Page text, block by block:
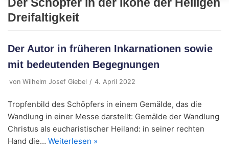
Der Schöpfer in der Ikone der Heiligen
Dreifaltigkeit
Der Autor in früheren Inkarnationen sowie
mit bedeutenden Begegnungen
von Wilhelm Josef Giebel 4. April 2022
Tropfenbild des Schöpfers in einem Gemälde, das die
Wandlung in einer Messe darstellt: Gemälde der Wandlung
Christus als eucharistischer Heiland: in seiner rechten
Hand die… Weiterlesen »